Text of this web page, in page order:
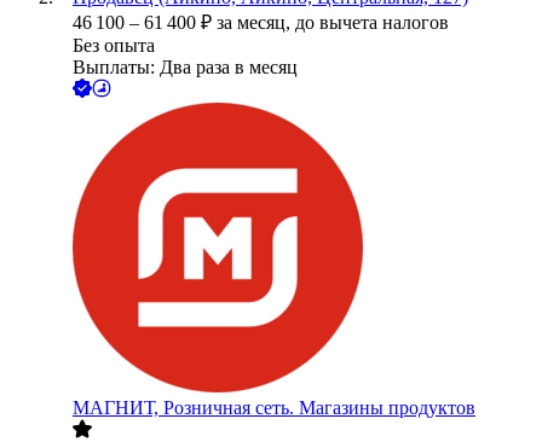
46 100 – 61 400 ₽ за месяц, до вычета налогов
Без опыта
Выплаты: Два раза в месяц
МАГНИТ, Розничная сеть. Магазины продуктов